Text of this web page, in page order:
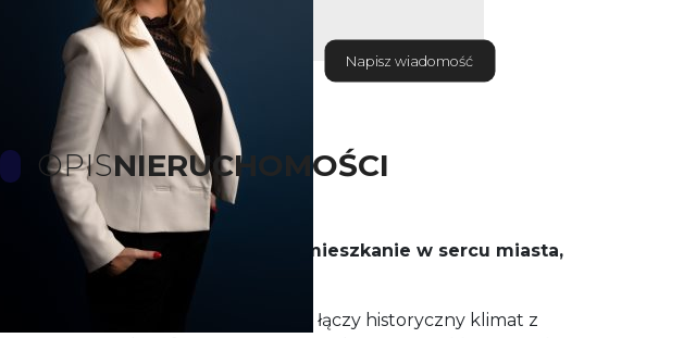
Napisz wiadomość
OPISNIERUCHOMOŚCI
Cieszyn, ul. Głęboka ,wyjątkowe mieszkanie w sercu miasta,
idealne pod inwestycję
Marzysz o przestrzeni z duszą, która łączy historyczny klimat z